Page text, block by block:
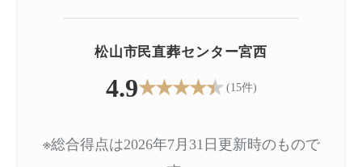
松山市民直葬センター宮西
4.9★★★★★ (15件)
※総合得点は2026年7月31日更新時のもので